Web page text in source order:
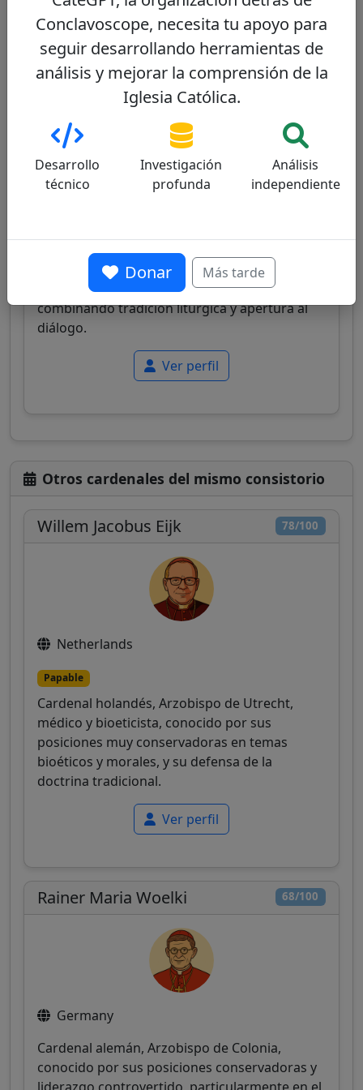
Ver perfil
Claudio Gugerotti
Cardenal italiano, ex nuncio apostólico,
conocido por su experiencia diplomática y
conocimiento de las Iglesias Orientales,
combinando tradición litúrgica y apertura al
diálogo.
Ver perfil
Otros cardenales del mismo consistorio
78/100
Willem Jacobus Eijk
Netherlands
Papable
Cardenal holandés, Arzobispo de Utrecht,
médico y bioeticista, conocido por sus
posiciones muy conservadoras en temas
bioéticos y morales, y su defensa de la
doctrina tradicional.
Ver perfil
68/100
Rainer Maria Woelki
Germany
Cardenal alemán, Arzobispo de Colonia,
conocido por sus posiciones conservadoras y
Conclavoscope, necesita tu apoyo para
seguir desarrollando herramientas de
análisis y mejorar la comprensión de la
Iglesia Católica.
Desarrollo
técnico
Investigación
profunda
Análisis
independiente
Donar Más tarde